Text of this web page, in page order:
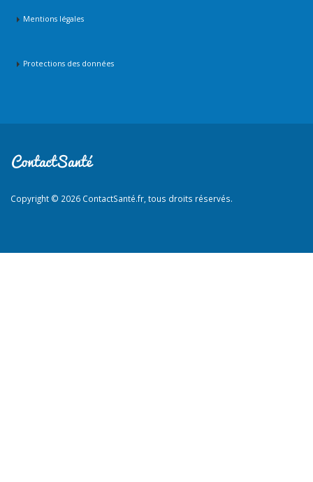
Mentions légales
Protections des données
Copyright © 2026 ContactSanté.fr, tous droits réservés.